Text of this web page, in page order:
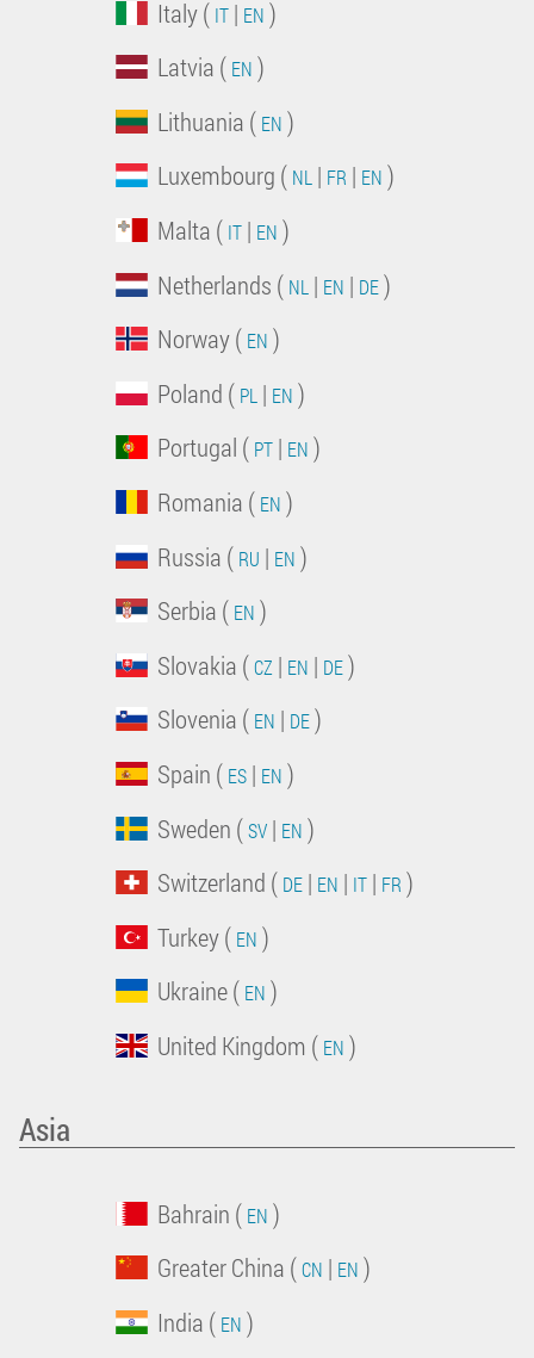
Italy ( IT| EN )
Latvia ( EN )
Lithuania ( EN )
Luxembourg ( NL| FR | EN )
Malta ( IT| EN )
Netherlands ( NL| EN | DE)
Norway ( EN )
Poland ( PL| EN )
Portugal ( PT| EN )
Romania ( EN )
Russia ( RU | EN )
Serbia ( EN )
Slovakia (CZ| EN | DE)
Slovenia ( EN | DE)
Spain ( ES| EN )
Sweden (SV| EN )
Switzerland ( DE| EN | IT| FR )
Turkey ( EN )
Ukraine ( EN )
United Kingdom ( EN )
Asia
Bahrain ( EN )
Greater China (CN | EN )
India ( EN )